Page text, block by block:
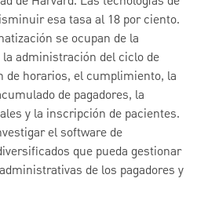
esa tasa al 18 por ciento.
se ocupan de la
administración del ciclo de
de horarios, el cumplimiento, la
de pagadores, la
y la inscripción de pacientes.
el software de
que pueda gestionar
de los pagadores y